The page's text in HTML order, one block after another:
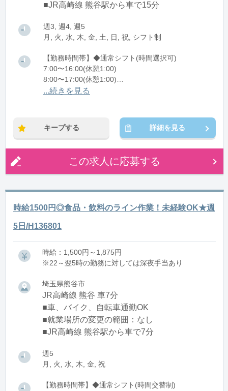
■JR高崎線 熊谷駅から車で15分
週3, 週4, 週5
月, 火, 水, 木, 金, 土, 日, 祝, シフト制
【勤務時間帯】◆通常シフト(時間選択可)
7:00〜16:00(休憩1:00)
8:00〜17:00(休憩1:00)
12:00〜21:00(休憩1:00)
...続きを見る
キープする 詳細を見る
この求人に応募する
時給1500円◎食品・飲料のライン作業！未経験OK★週
5日/H136801
時給：1,500円～1,875円
※22～翌5時の勤務に対しては深夜手当あり
埼玉県熊谷市
JR高崎線 熊谷 車7分
■車、バイク、自転車通勤OK
■就業場所の変更の範囲：なし
■JR高崎線 熊谷駅から車で7分
週5
月, 火, 水, 木, 金, 祝
【勤務時間帯】◆通常シフト(時間交替制)